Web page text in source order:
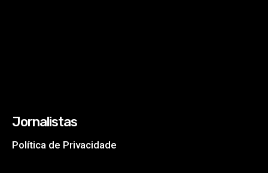
Jornalistas
Política de Privacidade